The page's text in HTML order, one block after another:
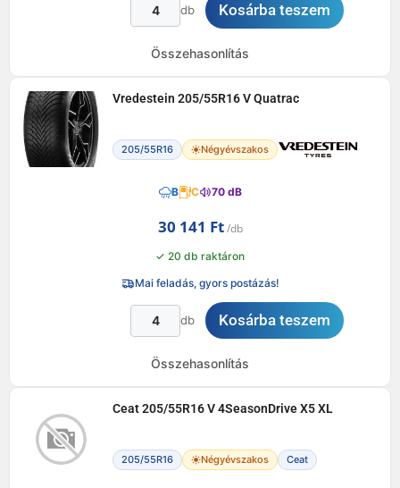
db Kosárba teszem
Összehasonlítás
Vredestein 205/55R16 V Quatrac
205/55R16 Négyévszakos
B C 70 dB
30 141 Ft
✓ 20 db raktáron
Mai feladás, gyors postázás!
db Kosárba teszem
Összehasonlítás
Ceat 205/55R16 V 4SeasonDrive X5 XL
205/55R16 Négyévszakos Ceat